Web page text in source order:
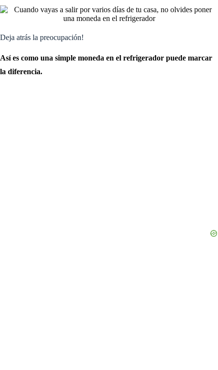
Deja atrás la preocupación!
Así es como una simple moneda en el refrigerador puede marcar
la diferencia.